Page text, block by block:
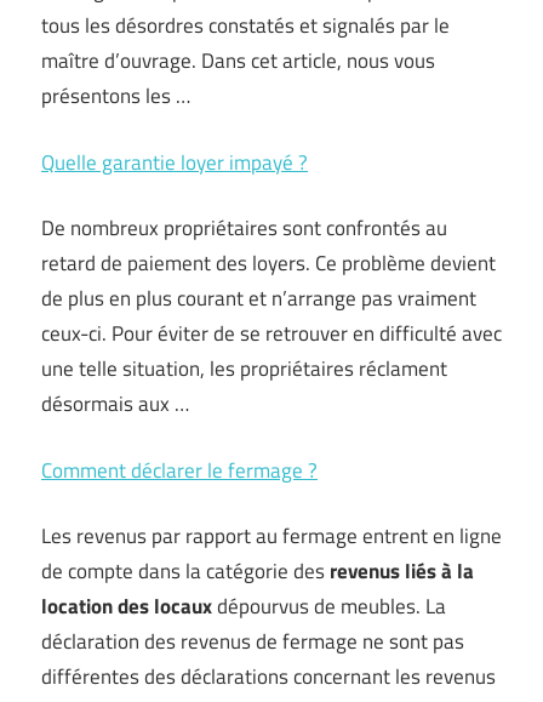
tous les désordres constatés et signalés par le
maître d’ouvrage. Dans cet article, nous vous
présentons les …
Quelle garantie loyer impayé ?
De nombreux propriétaires sont confrontés au
retard de paiement des loyers. Ce problème devient
de plus en plus courant et n’arrange pas vraiment
ceux-ci. Pour éviter de se retrouver en difficulté avec
une telle situation, les propriétaires réclament
désormais aux …
Comment déclarer le fermage ?
Les revenus par rapport au fermage entrent en ligne
de compte dans la catégorie desrevenus liés à la
location des locauxdépourvus de meubles. La
déclaration des revenus de fermage ne sont pas
différentes des déclarations concernant les revenus